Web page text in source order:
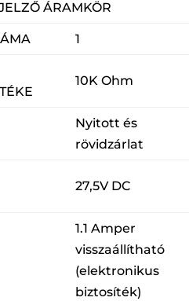
ÁRAMKÖR
1
10K Ohm
Nyitott és
rövidzárlat
27,5V DC
1.1 Amper
visszaállítható
(elektronikus
biztosíték)